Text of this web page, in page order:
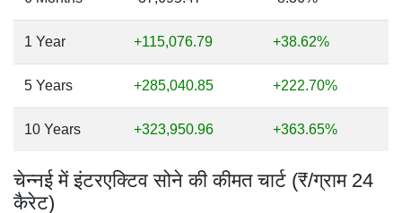
1 Year +115,076.79 +38.62%
5 Years +285,040.85 +222.70%
10 Years +323,950.96 +363.65%
चेन्नई में इंटरएक्टिव सोने की कीमत चार्ट (₹/ग्राम 24
कैरेट)